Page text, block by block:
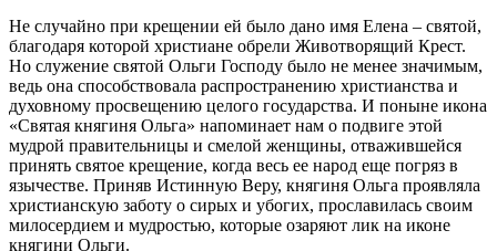
Не случайно при крещении ей было дано имя Елена – святой,
благодаря которой христиане обрели Животворящий Крест.
Но служение святой Ольги Господу было не менее значимым,
ведь она способствовала распространению христианства и
духовному просвещению целого государства. И поныне икона
«Святая княгиня Ольга» напоминает нам о подвиге этой
мудрой правительницы и смелой женщины, отважившейся
принять святое крещение, когда весь ее народ еще погряз в
язычестве. Приняв Истинную Веру, княгиня Ольга проявляла
христианскую заботу о сирых и убогих, прославилась своим
милосердием и мудростью, которые озаряют лик на иконе
княгини Ольги.